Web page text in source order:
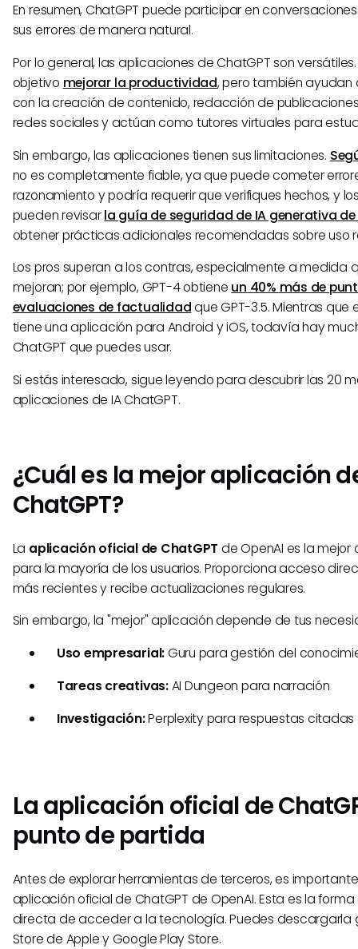
En resumen, ChatGPT puede participar en
sus errores de manera natural.
Por lo general, las aplicaciones de ChatGPT son
objetivo mejorar la productividad, pero también ayudan
con la creación de contenido, redacción de
redes sociales y actúan como tutores virtuales para
Sin embargo, las aplicaciones tienen sus limitaciones.
no es completamente fiable, ya que puede cometer
razonamiento y podría requerir que verifiques hechos, y
pueden revisarla guía de seguridad de IA generativa
obtener prácticas adicionales recomendadas sobre uso
Los pros superan a los contras, especialmente a medida
mejoran; por ejemplo, GPT-4 obtiene un 40% más de
evaluaciones de factualidadque GPT-3.5. Mientras que
tiene una aplicación para Android y iOS, todavía hay
ChatGPT que puedes usar.
Si estás interesado, sigue leyendo para descubrir las 20
aplicaciones de IA ChatGPT.
¿Cuál es la mejor aplicación
ChatGPT?
La aplicación oficial de ChatGPT de OpenAI es la mejor
para la mayoría de los usuarios. Proporciona acceso
más recientes y recibe actualizaciones regulares.
Sin embargo, la "mejor" aplicación depende de tus
Uso empresarial:Guru para gestión del
Tareas creativas:AI Dungeon para narración
Investigación:Perplexity para respuestas citadas
La aplicación oficial de
punto de partida
Antes de explorar herramientas de terceros, es
aplicación oficial de ChatGPT de OpenAI. Esta es la
directa de acceder a la tecnología. Puedes descargarla
Store de Apple y Google Play Store.